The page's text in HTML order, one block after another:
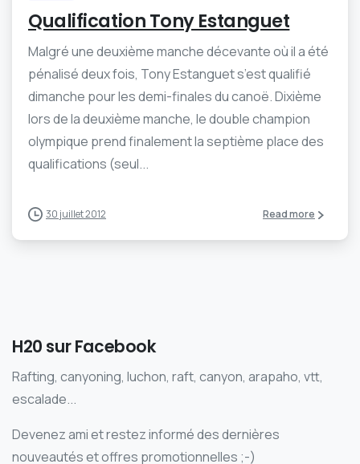
Qualification Tony Estanguet
Malgré une deuxième manche décevante où il a été
pénalisé deux fois, Tony Estanguet s’est qualifié
dimanche pour les demi-finales du canoë. Dixième
lors de la deuxième manche, le double champion
olympique prend finalement la septième place des
qualifications (seul...
30 juillet 2012 Read more
H20 sur Facebook
Rafting, canyoning, luchon, raft, canyon, arapaho, vtt,
escalade...
Devenez ami et restez informé des dernières
nouveautés et offres promotionnelles ;-)